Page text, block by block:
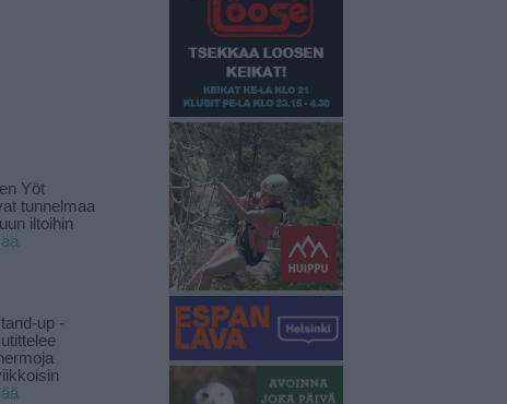
Yöt
tunnelmaa
iltoihin
up -